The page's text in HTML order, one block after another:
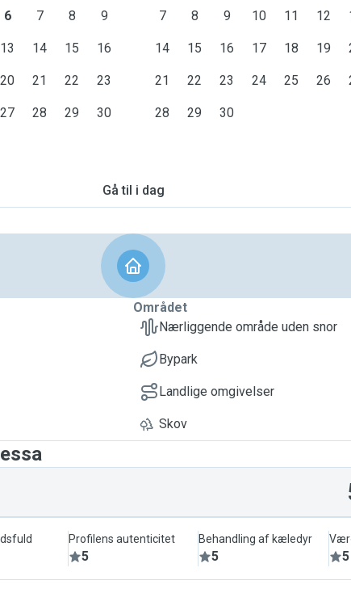
6 7 8 9
13 14 15 16
20 21 22 23
27 28 29 30
7 8 9 10 11 12
14 15 16 17 18 19
21 22 23 24 25 26
28 29 30
Gå til i dag
Området
Nærliggende område uden snor
Bypark
Landlige omgivelser
Skov
Profilens autenticitet
5
Behandling af kæledyr
5 5